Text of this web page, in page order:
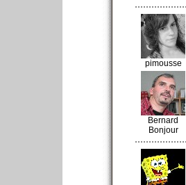
pimousse
Bernard
Bonjour